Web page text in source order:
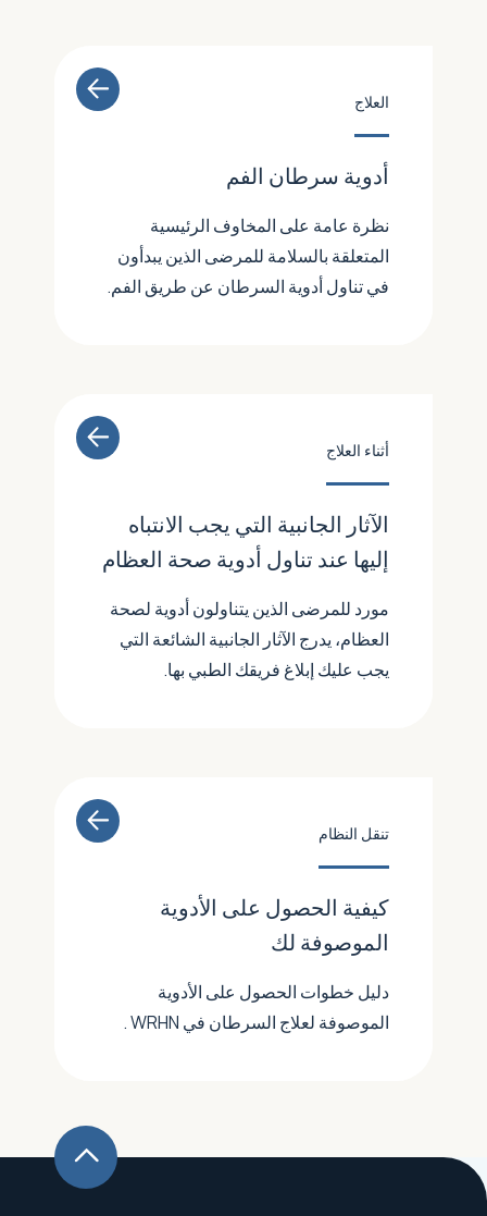
العلاج
أدوية سرطان الفم
نظرة عامة على المخاوف الرئيسية
المتعلقة بالسلامة للمرضى الذين يبدأون
في تناول أدوية السرطان عن طريق الفم.
أثناء العلاج
الآثار الجانبية التي يجب الانتباه
إليها عند تناول أدوية صحة العظام
مورد للمرضى الذين يتناولون أدوية لصحة
العظام، يدرج الآثار الجانبية الشائعة التي
يجب عليك إبلاغ فريقك الطبي بها.
تنقل النظام
كيفية الحصول على الأدوية
الموصوفة لك
دليل خطوات الحصول على الأدوية
الموصوفة لعلاج السرطان في WRHN .